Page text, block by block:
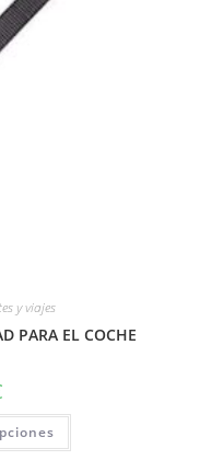
y viajes
PARA EL COCHE